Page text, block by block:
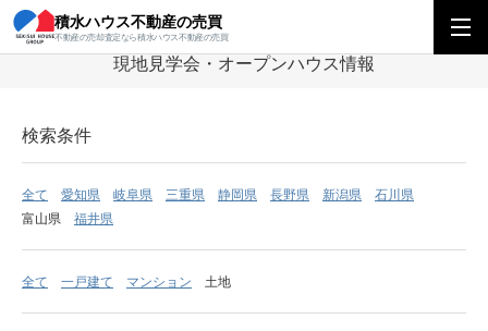
積水ハウス不動産の売買
不動産の売却査定なら積水ハウス不動産の売買
積水ハウス不動産の売買 中部エリア
現地見学会・オープンハウス情報
検索条件
全て 愛知県 岐阜県 三重県 静岡県 長野県 新潟県
石川県
富山県
福井県
全て 一戸建て マンション 土地